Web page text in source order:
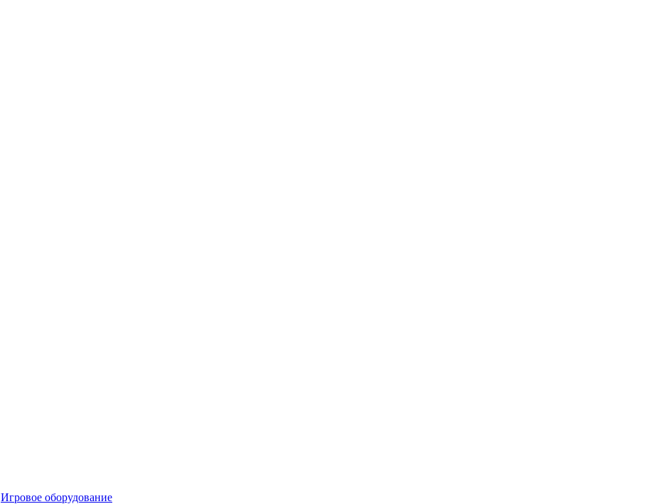
Игровое оборудование